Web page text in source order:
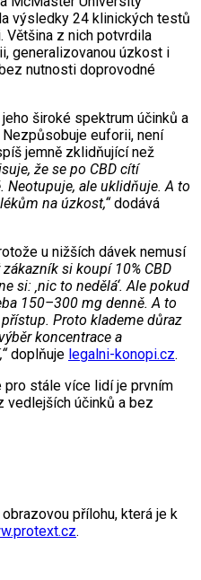
výsledky 24 klinických testů
Většina z nich potvrdila
generalizovanou úzkost i
nutnosti doprovodné
široké spektrum účinků a
euforii, není
jemně zklidňující než
že se po CBD cítí
Neotupuje, ale uklidňuje. A to
na úzkost,“dodává
u nižších dávek nemusí
zákazník si koupí 10% CBD
si: ‚nic to nedělá‘. Ale pokud
150–300 mg denně. A to
Proto klademe důraz
koncentrace a
doplňuje legalni-konopi.cz.
pro stále více lidí je prvním
vedlejších účinků a bez
přílohu, která je k
.